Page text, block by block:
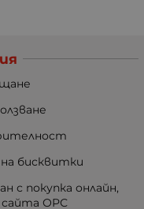
бисквитки
с покупка онлайн,
ОРС